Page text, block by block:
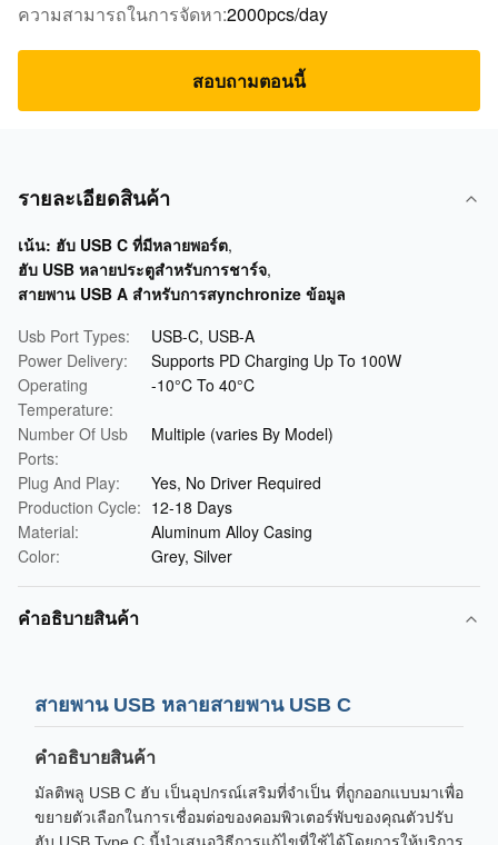
ความสามารถในการจัดหา:2000pcs/day
สอบถามตอนนี้
รายละเอียดสินค้า
เน้น: ฮับ USB C ที่มีหลายพอร์ต,
ฮับ USB หลายประตูสําหรับการชาร์จ,
สายพาน USB A สําหรับการสynchronize ข้อมูล
Usb Port Types:
USB-C, USB-A
Power Delivery:
Supports PD Charging Up To 100W
Operating
Temperature:
-10°C To 40°C
Number Of Usb
Ports:
Multiple (varies By Model)
Plug And Play:
Yes, No Driver Required
Production Cycle: 12-18 Days
Material:
Aluminum Alloy Casing
Color:
Grey, Silver
คําอธิบายสินค้า
สายพาน USB หลายสายพาน USB C
คําอธิบายสินค้า
มัลติพลู USB C ฮับ เป็นอุปกรณ์เสริมที่จําเป็น ที่ถูกออกแบบมาเพื่อ
ขยายตัวเลือกในการเชื่อมต่อของคอมพิวเตอร์พับของคุณตัวปรับ